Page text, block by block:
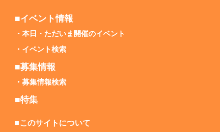
■イベント情報
本日・ただいま開催のイベント
イベント検索
■募集情報
募集情報検索
■特集
■このサイトについて